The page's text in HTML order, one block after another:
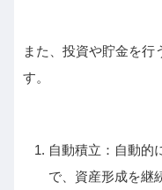
また、投資や貯金を行
す。
自動積立：自動的
で、資産形成を継